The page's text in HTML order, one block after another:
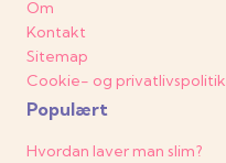
Om
Kontakt
Sitemap
Cookie- og privatlivspolitik
Populært
Hvordan laver man slim?